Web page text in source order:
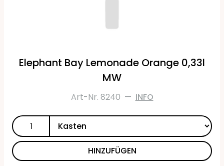
Elephant Bay Lemonade Orange 0,33l
MW
Art-Nr. 8240 — INFO
HINZUFÜGEN